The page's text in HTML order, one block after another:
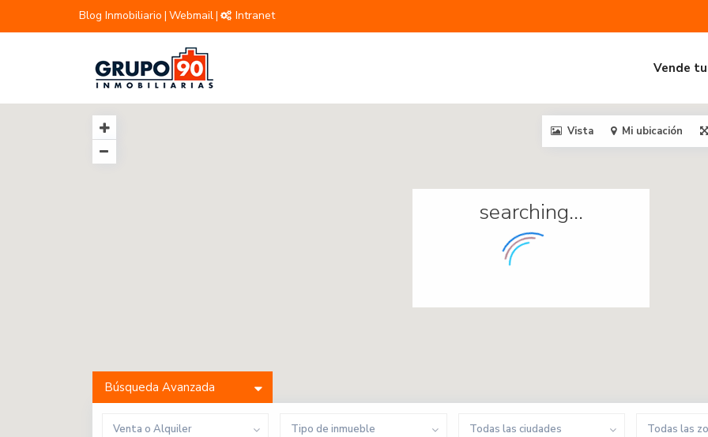
Blog Inmobiliario | Webmail| Intranet
Vende
searching...
Vista Mi ubicación
Búsqueda Avanzada
Venta o Alquiler Tipo de inmueble Todas las ciudades Todas las